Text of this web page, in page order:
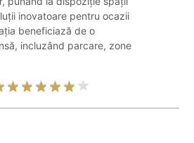
inovatoare pentru ocazii
beneficiază de o
incluzând parcare, zone